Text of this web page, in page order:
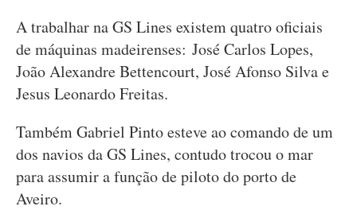
A trabalhar na GS Lines existem quatro oficiais
de máquinas madeirenses: José Carlos Lopes,
João Alexandre Bettencourt, José Afonso Silva e
Jesus Leonardo Freitas.
Também Gabriel Pinto esteve ao comando de um
dos navios da GS Lines, contudo trocou o mar
para assumir a função de piloto do porto de
Aveiro.